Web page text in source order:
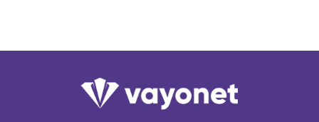
maliklerinin hak ve sorumluluklarından söz
edilecekse kanun çerçevesindeki düzenlemeleri
ele almak her şeyden önemlidir.